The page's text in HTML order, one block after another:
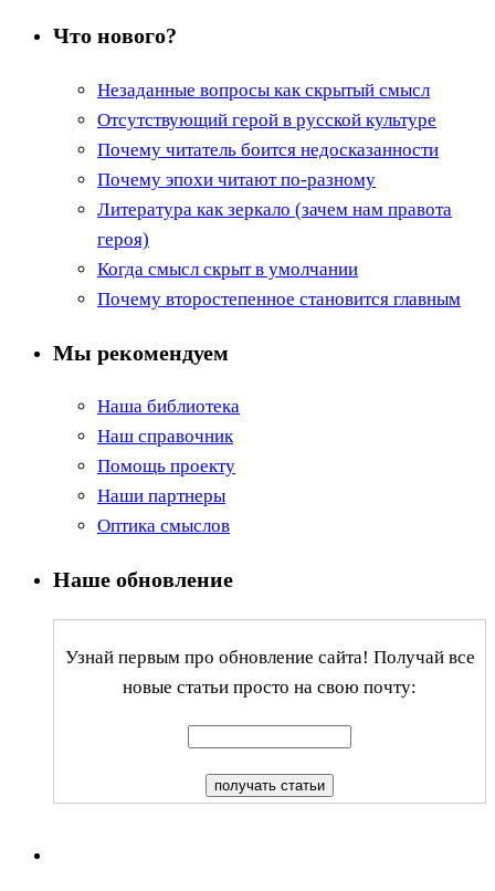
Что нового?
Незаданные вопросы как скрытый смысл
Отсутствующий герой в русской культуре
Почему читатель боится недосказанности
Почему эпохи читают по-разному
Литература как зеркало (зачем нам правота
героя)
Когда смысл скрыт в умолчании
Почему второстепенное становится главным
Мы рекомендуем
Наша библиотека
Наш справочник
Помощь проекту
Наши партнеры
Оптика смыслов
Наше обновление
Узнай первым про обновление сайта! Получай все
новые статьи просто на свою почту: